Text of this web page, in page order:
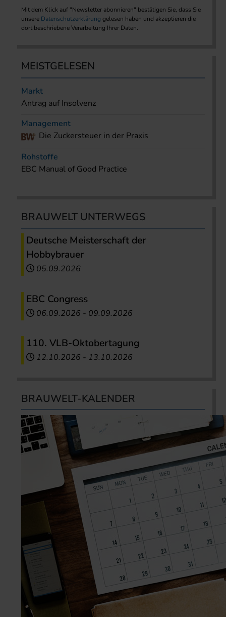
Mit dem Klick auf "Newsletter abonnieren" bestätigen Sie, dass Sie
unsere Datenschutzerklärung gelesen haben und akzeptieren die
dort beschriebene Verarbeitung Ihrer Daten.
MEISTGELESEN
Markt
Antrag auf Insolvenz
Management
Die Zuckersteuer in der Praxis
Rohstoffe
EBC Manual of Good Practice
BRAUWELT UNTERWEGS
Deutsche Meisterschaft der
Hobbybrauer
05.09.2026
EBC Congress
06.09.2026 - 09.09.2026
110. VLB-Oktobertagung
12.10.2026 - 13.10.2026
BRAUWELT-KALENDER